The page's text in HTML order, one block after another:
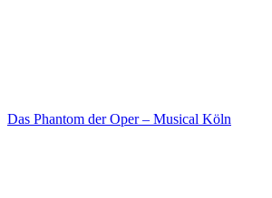
Das Phantom der Oper – Musical Köln